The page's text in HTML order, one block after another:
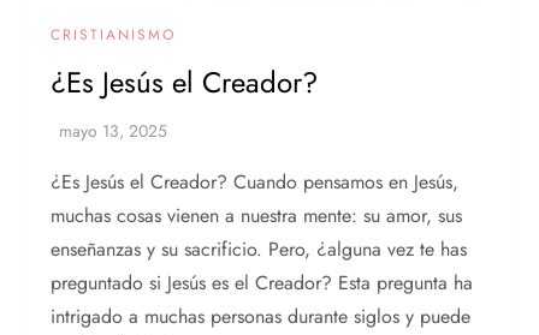
CRISTIANISMO
¿Es Jesús el Creador?
¿Es Jesús el Creador? Cuando pensamos en Jesús,
muchas cosas vienen a nuestra mente: su amor, sus
enseñanzas y su sacrificio. Pero, ¿alguna vez te has
preguntado si Jesús es el Creador? Esta pregunta ha
intrigado a muchas personas durante siglos y puede